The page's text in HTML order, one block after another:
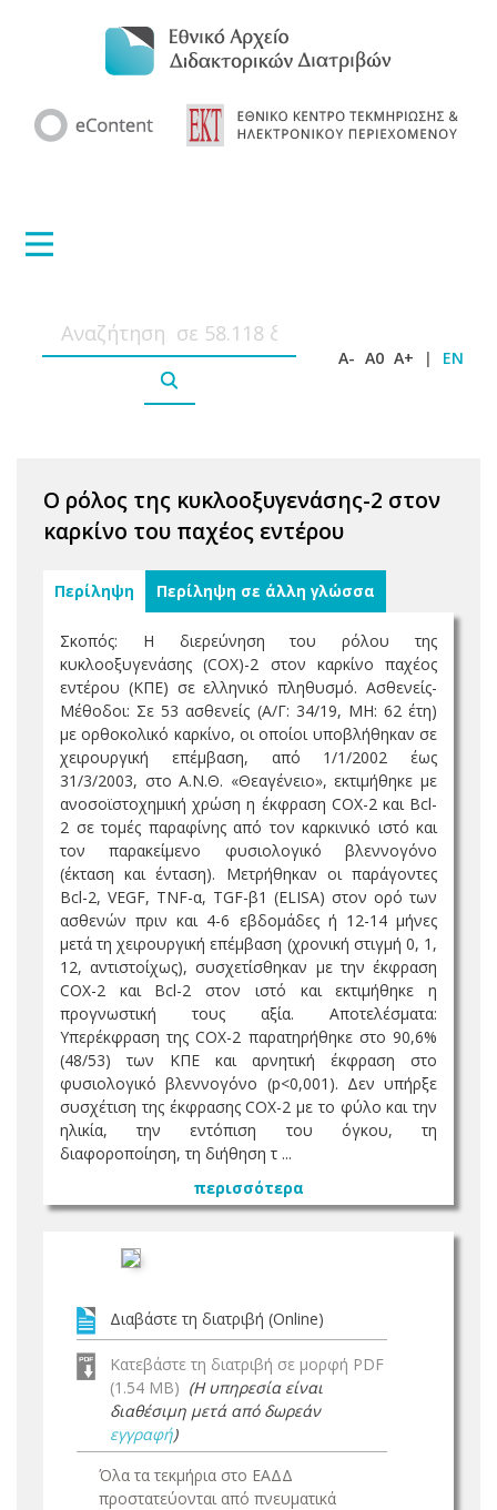
A- A0 A+ | EN
Ο ρόλος της κυκλοοξυγενάσης-2 στον
καρκίνο του παχέος εντέρου
Περίληψη Περίληψη σε άλλη γλώσσα
Σκοπός: Η διερεύνηση του ρόλου της
κυκλοοξυγενάσης (COX)-2 στον καρκίνο παχέος
εντέρου (ΚΠΕ) σε ελληνικό πληθυσμό. Ασθενείς-
Μέθοδοι: Σε 53 ασθενείς (Α/Γ: 34/19, ΜΗ: 62 έτη)
με ορθοκολικό καρκίνο, οι οποίοι υποβλήθηκαν σε
χειρουργική επέμβαση, από 1/1/2002 έως
31/3/2003, στο Α.Ν.Θ. «Θεαγένειο», εκτιμήθηκε με
ανοσοϊστοχημική χρώση η έκφραση COX-2 και Bcl-
2 σε τομές παραφίνης από τον καρκινικό ιστό και
τον παρακείμενο φυσιολογικό βλεννογόνο
(έκταση και ένταση). Μετρήθηκαν οι παράγοντες
Bcl-2, VEGF, TNF-α, TGF-β1 (ELISA) στον ορό των
ασθενών πριν και 4-6 εβδομάδες ή 12-14 μήνες
μετά τη χειρουργική επέμβαση (χρονική στιγμή 0, 1,
12, αντιστοίχως), συσχετίσθηκαν με την έκφραση
COX-2 και Bcl-2 στον ιστό και εκτιμήθηκε η
προγνωστική τους αξία. Αποτελέσματα:
Υπερέκφραση της COX-2 παρατηρήθηκε στο 90,6%
(48/53) των ΚΠΕ και αρνητική έκφραση στο
φυσιολογικό βλεννογόνο (p<0,001). Δεν υπήρξε
συσχέτιση της έκφρασης COX-2 με το φύλο και την
ηλικία, την εντόπιση του όγκου, τη
διαφοροποίηση, τη διήθηση τ ...
περισσότερα
Διαβάστε τη διατριβή (Online)
Κατεβάστε τη διατριβή σε μορφή PDF
(1.54 MB) (Η υπηρεσία είναι
διαθέσιμη μετά από δωρεάν
εγγραφή)
Όλα τα τεκμήρια στο ΕΑΔΔ
προστατεύονται από πνευματικά